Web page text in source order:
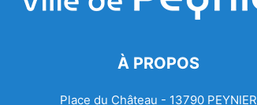
À PROPOS
Place du Château - 13790 PEYNIER